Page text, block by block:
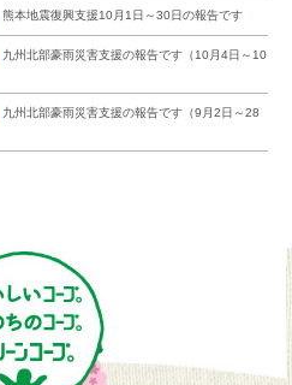
熊本地震復興支援10月1日～30日の報告です
九州北部豪雨災害支援の報告です（10月4日～10
九州北部豪雨災害支援の報告です（9月2日～28